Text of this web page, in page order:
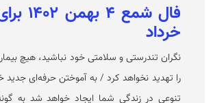
فال
خرداد
نگران تندرستی و سلامتی خود نباشید، هیچ
را تهدید نخواهد کرد / به آموختن حرفه‌ای
تنوعی در زندگی شما ایجاد خواهد شد به